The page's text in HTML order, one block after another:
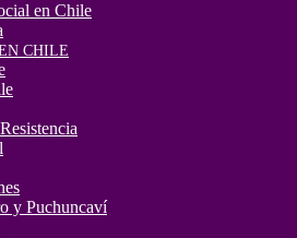
en Chile
CHILE
y Puchuncaví